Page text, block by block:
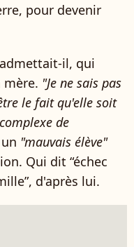
pour devenir
admettait-il, qui
mère. "Je ne sais pas
le fait qu'elle soit
de
"mauvais élève"
Qui dit “échec
d'après lui.